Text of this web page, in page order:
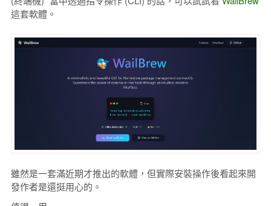
這套軟體。
雖然是一套滿近期才推出的軟體，但實際安裝操作後看起來開
發作者是還挺用心的。